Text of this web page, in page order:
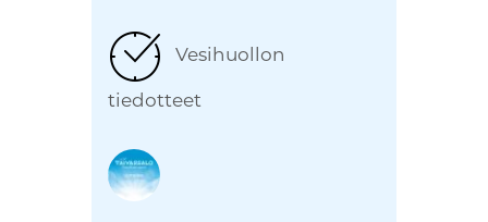
Vesihuollon
tiedotteet